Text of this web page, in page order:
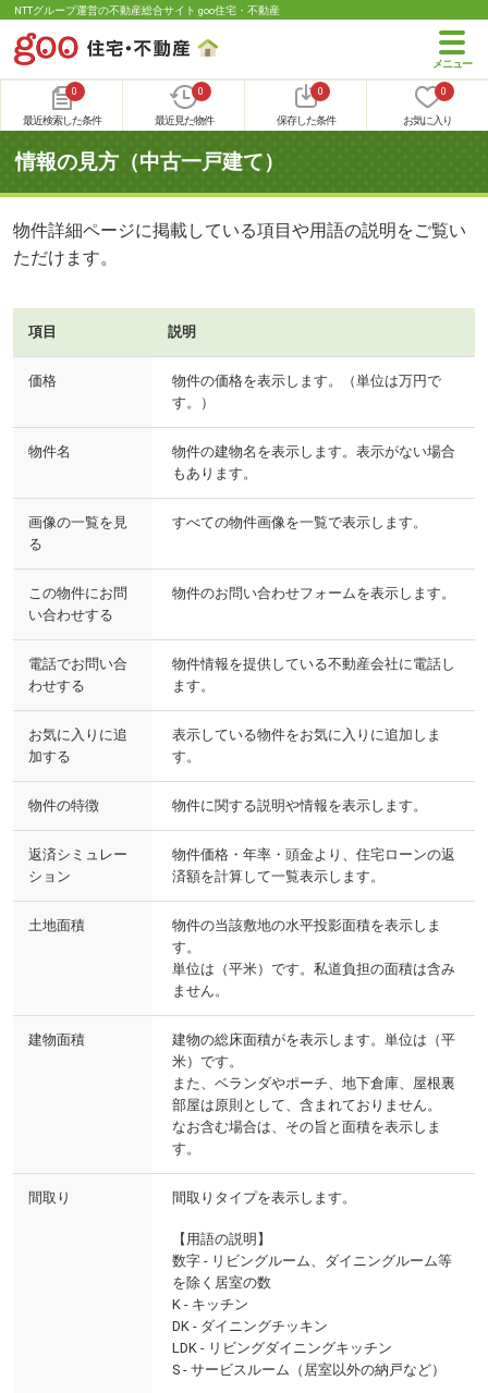
NTTグループ運営の不動産総合サイト goo住宅・不動産
0
最近検索した条件
0
最近見た物件
0
保存した条件
0
お気に入り
情報の見方（中古一戸建て）
物件詳細ページに掲載している項目や用語の説明をご覧い
ただけます。
項目 説明
価格
物件の価格を表示します。（単位は万円で
す。）
物件名
物件の建物名を表示します。表示がない場合
もあります。
画像の一覧を見
る
すべての物件画像を一覧で表示します。
この物件にお問
い合わせする
物件のお問い合わせフォームを表示します。
電話でお問い合
わせする
物件情報を提供している不動産会社に電話し
ます。
お気に入りに追
加する
表示している物件をお気に入りに追加しま
す。
物件の特徴 物件に関する説明や情報を表示します。
返済シミュレー
ション
物件価格・年率・頭金より、住宅ローンの返
済額を計算して一覧表示します。
土地面積
物件の当該敷地の水平投影面積を表示しま
す。
単位は（平米）です。私道負担の面積は含み
ません。
建物面積
建物の総床面積がを表示します。単位は（平
米）です。
また、ベランダやポーチ、地下倉庫、屋根裏
部屋は原則として、含まれておりません。
なお含む場合は、その旨と面積を表示しま
す。
間取り 間取りタイプを表示します。
【用語の説明】
数字 - リビングルーム、ダイニングルーム等
を除く居室の数
K - キッチン
DK - ダイニングチッキン
LDK - リビングダイニングキッチン
S - サービスルーム（居室以外の納戸など）